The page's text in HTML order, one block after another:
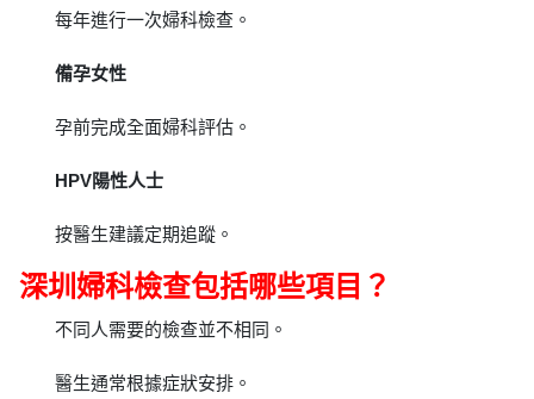
每年進行一次婦科檢查。
備孕女性
孕前完成全面婦科評估。
HPV陽性人士
按醫生建議定期追蹤。
深圳婦科檢查包括哪些項目？
不同人需要的檢查並不相同。
醫生通常根據症狀安排。